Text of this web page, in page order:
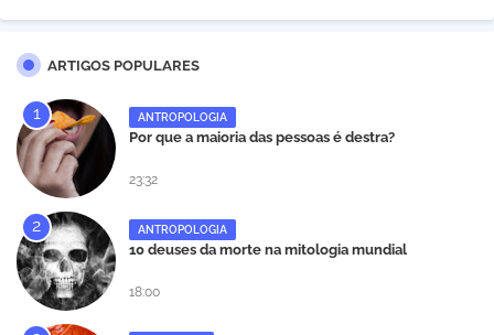
ARTIGOS POPULARES
ANTROPOLOGIA
Por que a maioria das pessoas é destra?
23:32
ANTROPOLOGIA
10 deuses da morte na mitologia mundial
18:00